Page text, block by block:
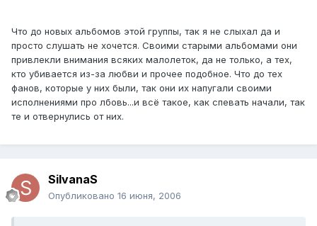
Что до новых альбомов этой группы, так я не слыхал да и
просто слушать не хочется. Своими старыми альбомами они
привлекли внимания всяких малолеток, да не только, а тех,
кто убивается из-за любви и прочее подобное. Что до тех
фанов, которые у них были, так они их напугали своими
исполнениями про лбовь...и всё такое, как спевать начали, так
те и отвернулись от них.
SilvanaS
Опубликовано 16 июня, 2006